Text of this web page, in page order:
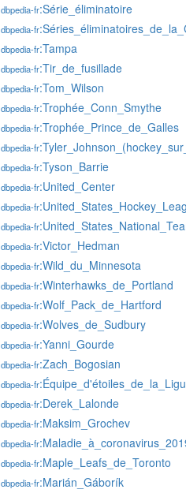
dbpedia-fr:Série_éliminatoire
dbpedia-fr
dbpedia-fr:Tampa
dbpedia-fr:Tir_de_fusillade
dbpedia-fr:Tom_Wilson
dbpedia-fr:Trophée_Conn_Smythe
dbpedia-fr:Trophée_Prince_de_Galles
dbpedia-fr
dbpedia-fr:Tyson_Barrie
dbpedia-fr:United_Center
dbpedia-fr
dbpedia-fr
dbpedia-fr:Victor_Hedman
dbpedia-fr:Wild_du_Minnesota
dbpedia-fr:Winterhawks_de_Portland
dbpedia-fr:Wolf_Pack_de_Hartford
dbpedia-fr:Wolves_de_Sudbury
dbpedia-fr:Yanni_Gourde
dbpedia-fr:Zach_Bogosian
dbpedia-fr
dbpedia-fr:Derek_Lalonde
dbpedia-fr:Maksim_Grochev
dbpedia-fr
dbpedia-fr:Maple_Leafs_de_Toronto
dbpedia-fr:Marián_Gáborík